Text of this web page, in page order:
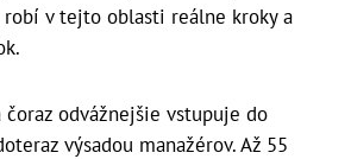
v tejto oblasti reálne kroky a
odvážnejšie vstupuje do
výsadou manažérov. Až 55